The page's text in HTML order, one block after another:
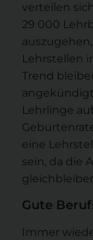
verteilen
29 000
Lehrstellen
Trend
Lehrlinge
eine
sein, da die
Gute
Immer